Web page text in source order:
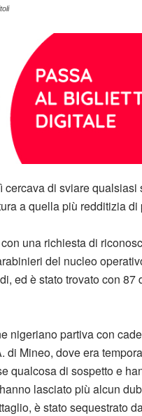
di sviare qualsiasi
a quella più redditizia di
una richiesta di
del nucleo
ed è stato trovato con 87
nigeriano partiva con
di Mineo, dove era
qualcosa di sospetto e
lasciato più alcun
è stato sequestrato